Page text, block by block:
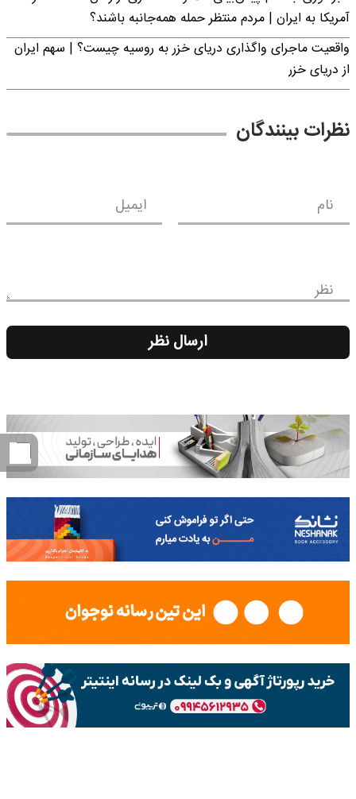
آمریکا به ایران | مردم منتظر حمله همه‌جانبه باشند؟
واقعیت ماجرای واگذاری دریای خزر به روسیه چیست؟ | سهم ایران
از دریای خزر
نظرات بینندگان
نام ایمیل
نظر
ارسال نظر